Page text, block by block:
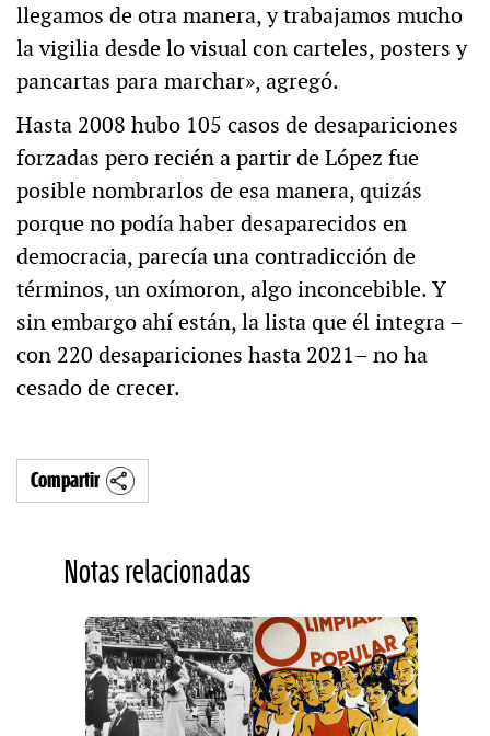
llegamos de otra manera, y trabajamos mucho
la vigilia desde lo visual con carteles, posters y
pancartas para marchar», agregó.
Hasta 2008 hubo 105 casos de desapariciones
forzadas pero recién a partir de López fue
posible nombrarlos de esa manera, quizás
porque no podía haber desaparecidos en
democracia, parecía una contradicción de
términos, un oxímoron, algo inconcebible. Y
sin embargo ahí están, la lista que él integra –
con 220 desapariciones hasta 2021– no ha
cesado de crecer.
Compartir
Notas relacionadas